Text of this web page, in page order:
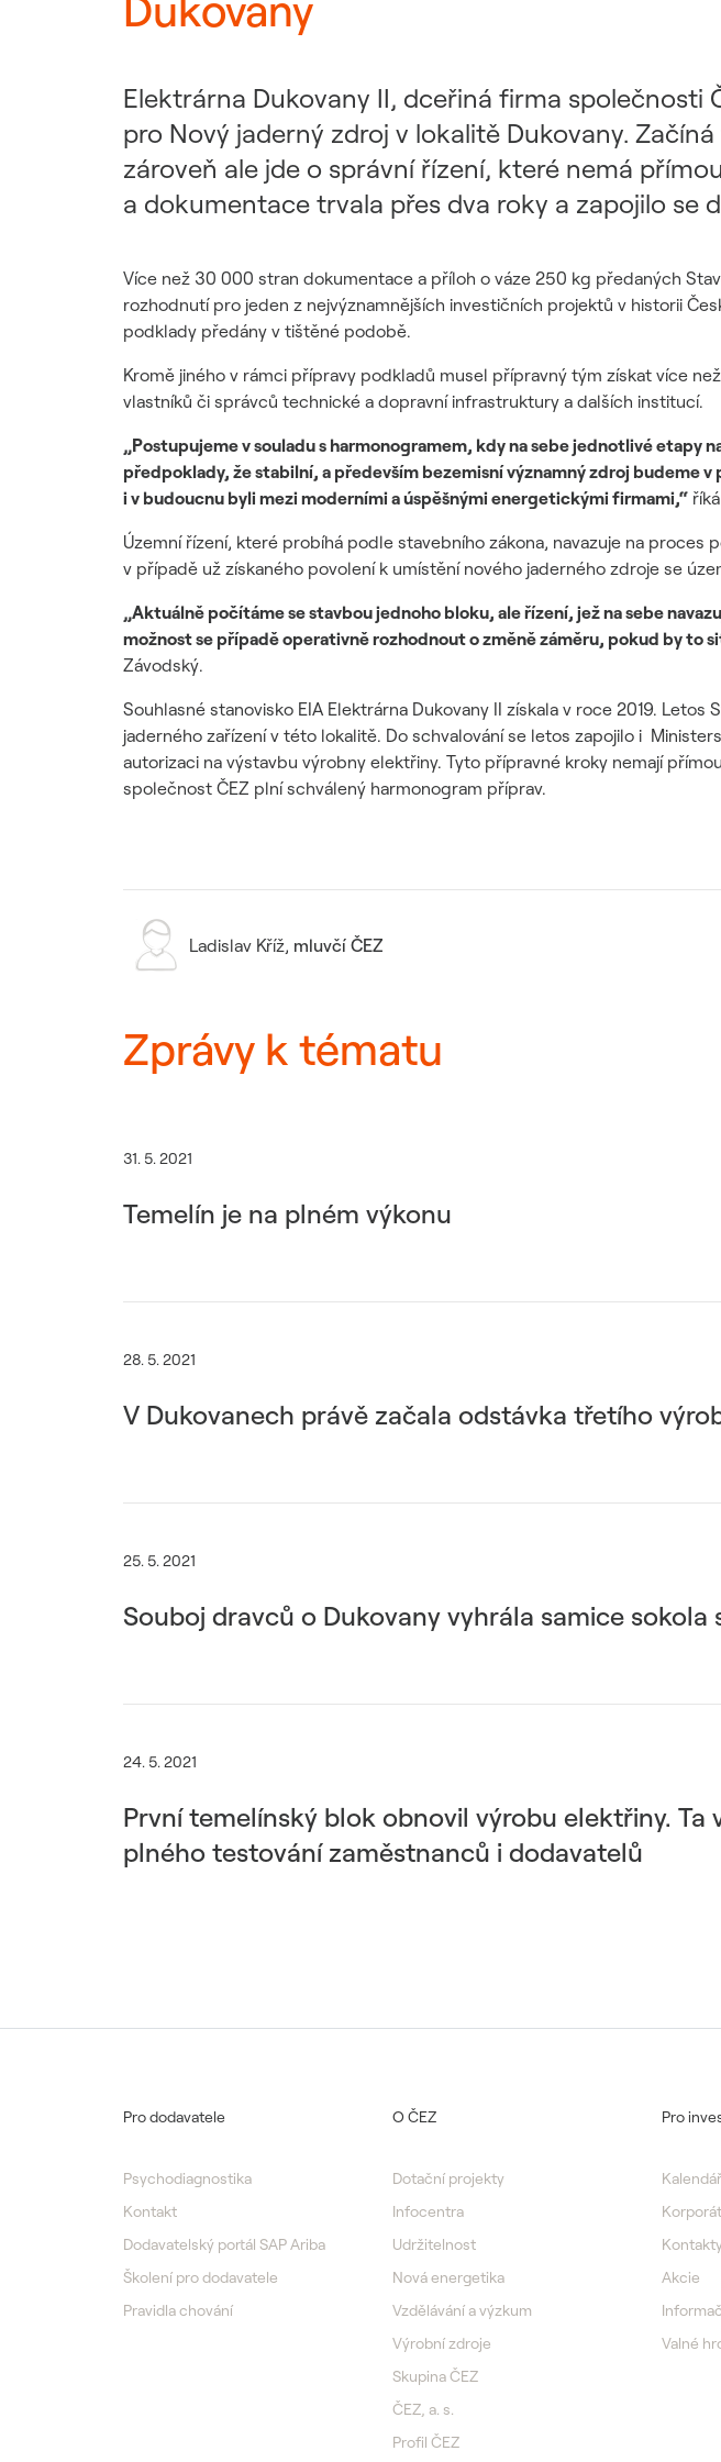
Elektrárna Dukovany II, dceřiná firma
pro Nový jaderný zdroj v lokalitě Dukovany.
zároveň ale jde o správní řízení, které nemá
a dokumentace trvala přes dva roky a zapojilo se
Více než 30 000 stran dokumentace a příloh o váze 250 kg předaných
rozhodnutí pro jeden z nejvýznamnějších investičních projektů v historii
podklady předány v tištěné podobě.
Kromě jiného v rámci přípravy podkladů musel přípravný tým získat více
vlastníků či správců technické a dopravní infrastruktury a dalších institucí.
„Postupujeme v souladu s harmonogramem, kdy na sebe jednotlivé
předpoklady, že stabilní, a především bezemisní významný zdroj
i v budoucnu byli mezi moderními a úspěšnými energetickými firmami,“
Územní řízení, které probíhá podle stavebního zákona, navazuje na
v případě už získaného povolení k umístění nového jaderného zdroje se
„Aktuálně počítáme se stavbou jednoho bloku, ale řízení, jež na sebe
možnost se případě operativně rozhodnout o změně záměru, pokud by to
Závodský.
Souhlasné stanovisko EIA Elektrárna Dukovany II získala v roce 2019.
jaderného zařízení v této lokalitě. Do schvalování se letos zapojilo i
autorizaci na výstavbu výrobny elektřiny. Tyto přípravné kroky nemají
společnost ČEZ plní schválený harmonogram příprav.
Ladislav Kříž, mluvčí ČEZ
Zprávy k tématu
31. 5. 2021
Temelín je na plném výkonu
28. 5. 2021
V Dukovanech právě začala odstávka třetího
25. 5. 2021
Souboj dravců o Dukovany vyhrála samice sokola
24. 5. 2021
První temelínský blok obnovil výrobu elektřiny.
plného testování zaměstnanců i dodavatelů
Pro dodavatele
Psychodiagnostika
Kontakt
Dodavatelský portál SAP Ariba
Školení pro dodavatele
Pravidla chování
O ČEZ
Dotační projekty
Infocentra
Udržitelnost
Nová energetika
Vzdělávání a výzkum
Výrobní zdroje
Skupina ČEZ
ČEZ, a. s.
Profil ČEZ
Pro
Akcie
Valné